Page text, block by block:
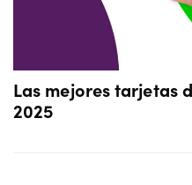
Las mejores tarjetas
2025